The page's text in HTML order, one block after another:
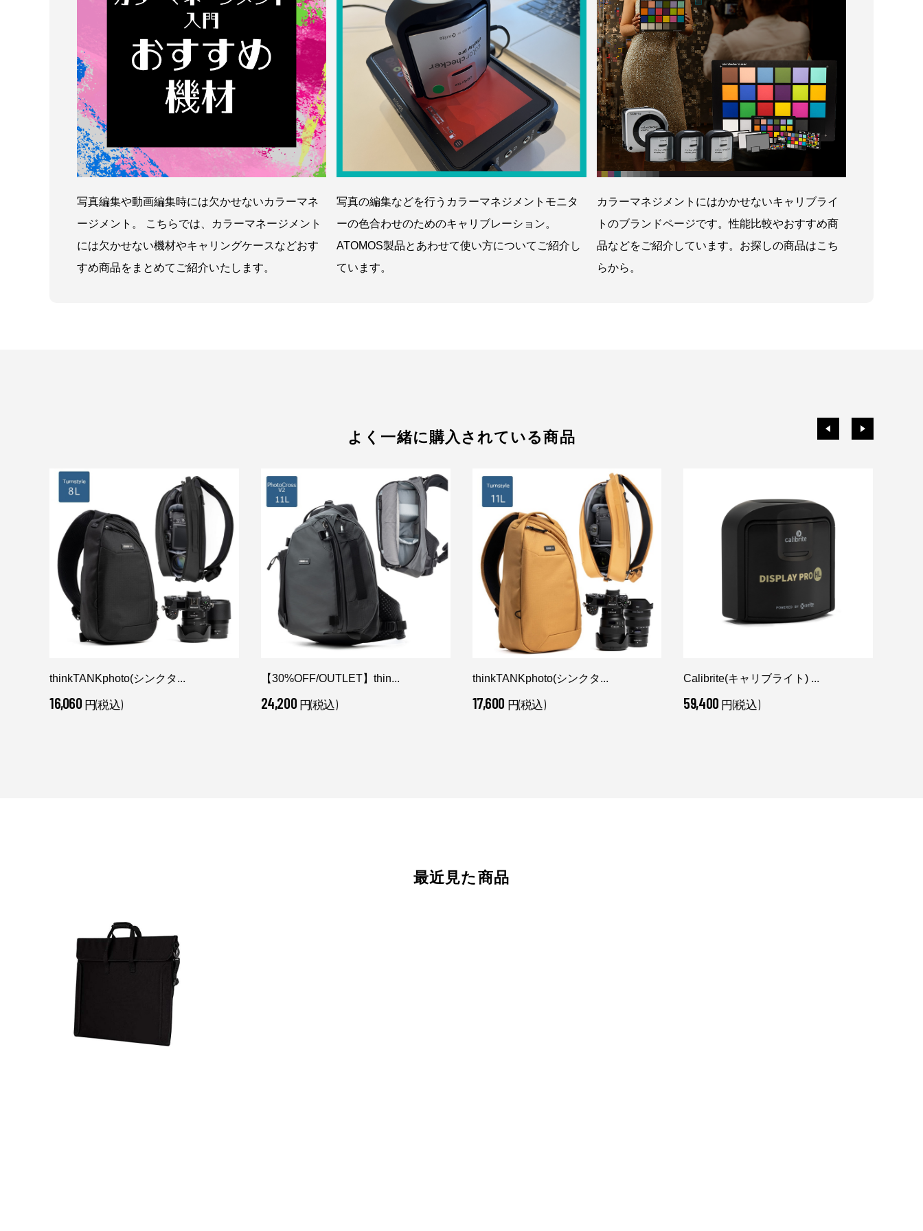
写真編集や動画編集時には欠かせないカラーマネ
ージメント。 こちらでは、カラーマネージメント
には欠かせない機材やキャリングケースなどおす
すめ商品をまとめてご紹介いたします。
写真の編集などを行うカラーマネジメントモニタ
ーの色合わせのためのキャリブレーション。
ATOMOS製品とあわせて使い方についてご紹介し
ています。
カラーマネジメントにはかかせないキャリブライ
トのブランドページです。性能比較やおすすめ商
品などをご紹介しています。お探しの商品はこち
らから。
よく一緒に購入されている商品
thinkTANKphoto(シンクタ...
16,060 円(税込)
【30%OFF/OUTLET】thin...
24,200 円(税込)
thinkTANKphoto(シンクタ...
17,600 円(税込)
Calibrite(キャリブライト) ...
59,400 円(税込)
最近見た商品